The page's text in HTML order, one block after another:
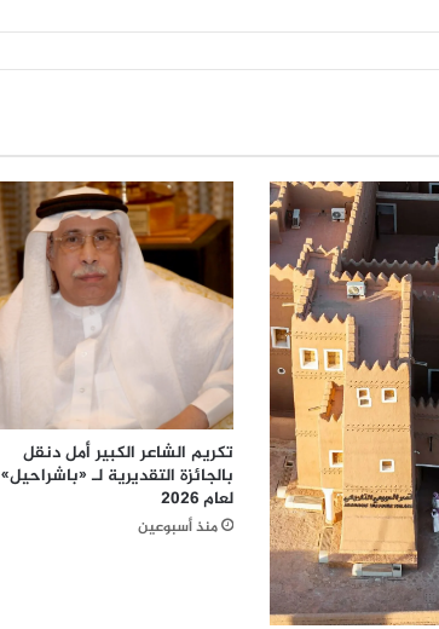
أ
ل
ع
ا
ف
ي
ي
ز
ة
أ
س
ا
س
ي
ة
ل
ص
تكريم الشاعر الكبير أمل دنقل
بالجائزة التقديرية لـ «باشراحيل»
لعام 2026
منذ أسبوعين